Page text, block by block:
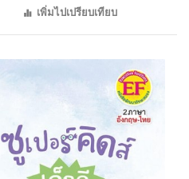
เพิ่มไปเปรียบเทียบ